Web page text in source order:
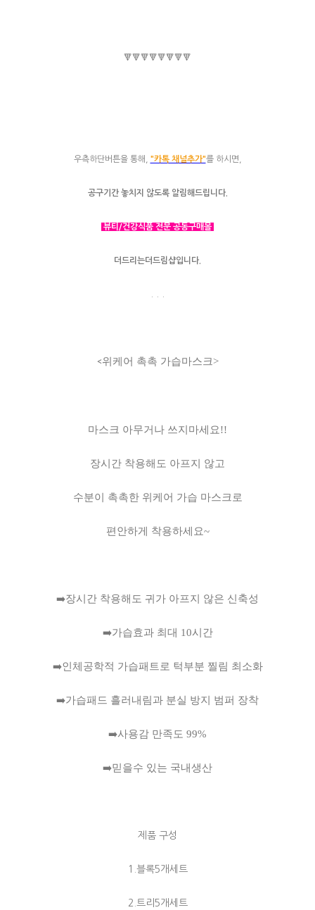
🔻🔻🔻🔻🔻🔻🔻🔻
우측하단버튼을 통해, "카톡 채널추가"를 하시면,
공구기간 놓치지 않도록 알림해드립니다.
뷰티/건강식품 전문 공동구매몰
더드리는더드림샵입니다.
<위케어 촉촉 가습마스크>
마스크 아무거나 쓰지마세요!!
장시간 착용해도 아프지 않고
수분이 촉촉한 위케어 가습 마스크로
편안하게 착용하세요~
➡️장시간 착용해도 귀가 아프지 않은 신축성
➡️가습효과 최대 10시간
➡️인체공학적 가습패트로 턱부분 찔림 최소화
➡️가습패드 흘러내림과 분실 방지 범퍼 장착
➡️사용감 만족도 99%
➡️믿을수 있는 국내생산
제품 구성
1.블록5개세트
2.트리5개세트